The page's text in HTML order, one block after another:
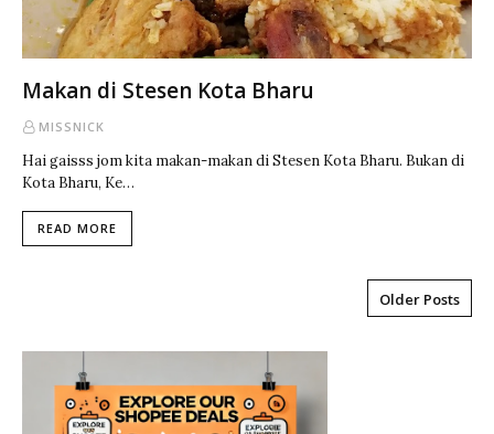
Makan di Stesen Kota Bharu
MISSNICK
Hai gaisss jom kita makan-makan di Stesen Kota Bharu. Bukan di
Kota Bharu, Ke…
READ MORE
Older Posts